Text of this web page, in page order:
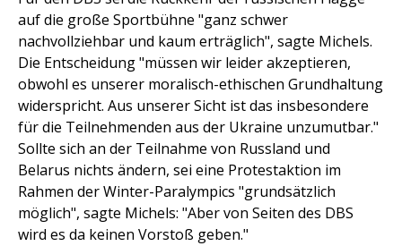
auf die große Sportbühne "ganz schwer
nachvollziehbar und kaum erträglich", sagte Michels.
Die Entscheidung "müssen wir leider akzeptieren,
obwohl es unserer moralisch-ethischen Grundhaltung
widerspricht. Aus unserer Sicht ist das insbesondere
für die Teilnehmenden aus der Ukraine unzumutbar."
Sollte sich an der Teilnahme von Russland und
Belarus nichts ändern, sei eine Protestaktion im
Rahmen der Winter-Paralympics "grundsätzlich
möglich", sagte Michels: "Aber von Seiten des DBS
wird es da keinen Vorstoß geben."